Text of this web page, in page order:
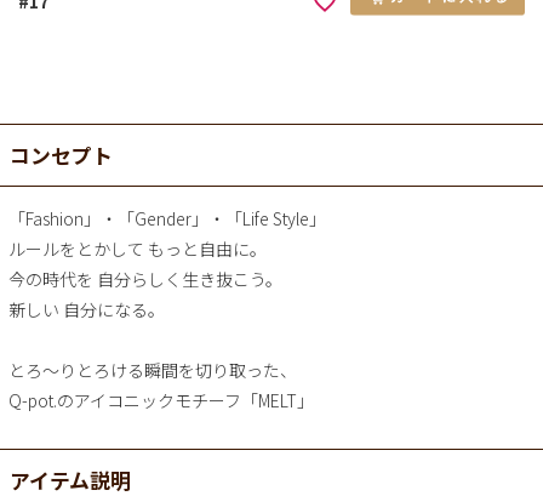
コンセプト
「Fashion」・「Gender」・「Life Style」
ルールをとかして もっと自由に。
今の時代を 自分らしく生き抜こう。
新しい 自分になる。
とろ～りとろける瞬間を切り取った、
Q-pot.のアイコニックモチーフ「MELT」
アイテム説明